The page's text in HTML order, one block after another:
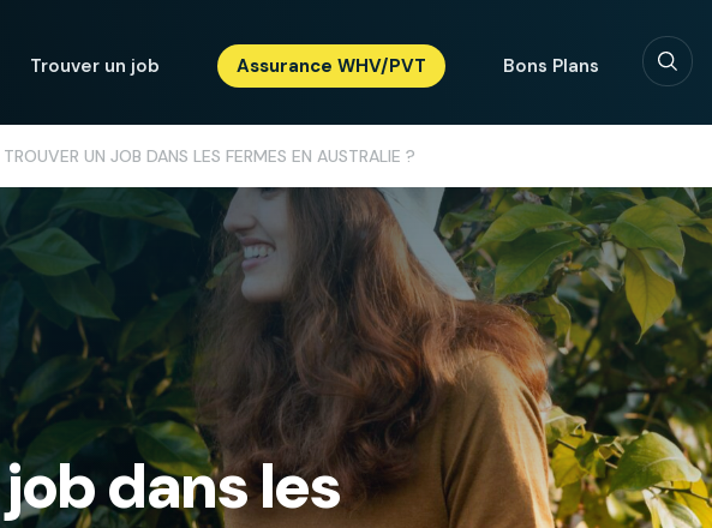
Trouver un job Assurance WHV/PVT Bons Plans
UN JOB DANS LES FERMES EN AUSTRALIE ?
dans les